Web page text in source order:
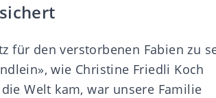
für den verstorbenen Fabien zu
wie Christine Friedli Koch
Welt kam, war unsere Familie